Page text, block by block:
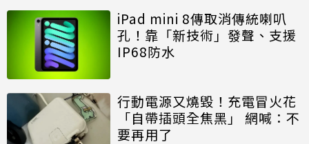
iPad mini 8傳取消傳統喇叭
孔！靠「新技術」發聲、支援
IP68防水
行動電源又燒毀！充電冒火花
「自帶插頭全焦黑」 網喊：不
要再用了